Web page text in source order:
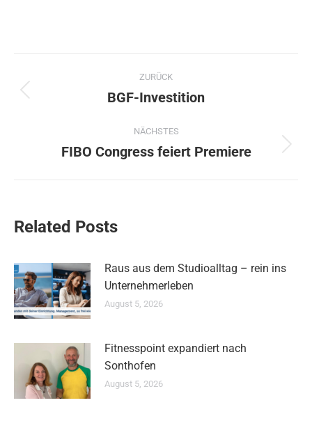
Kommentarnavigation
ZURÜCK
Vorheriger
BGF-Investition
NÄCHSTES
Nächster
FIBO Congress feiert Premiere
Related Posts
Raus aus dem Studioalltag – rein ins
Unternehmerleben
August 5, 2026
Fitnesspoint expandiert nach
Sonthofen
August 5, 2026